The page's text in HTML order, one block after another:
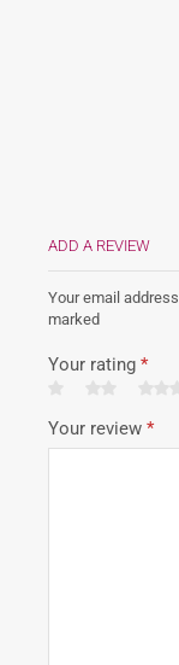
ADD A REVIEW
Your email
marked
Your rating *
Your review *